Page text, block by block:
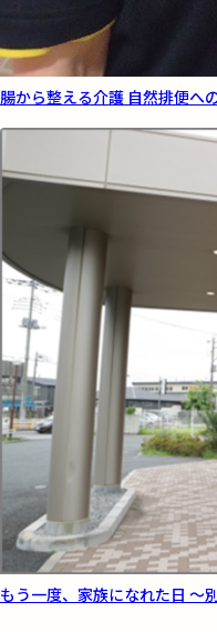
腸から整える介護 自然排便へ
もう一度、家族になれた日 ～